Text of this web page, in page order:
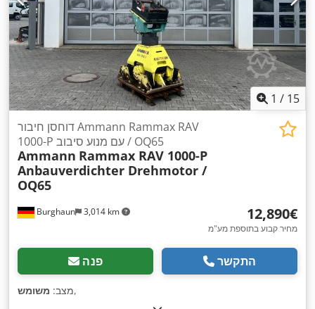
1 / 15
Burghaun 3,014 km
דוחסן חיבור Ammann Rammax RAV
1000-P עם מנוע סיבוב / OQ65
Ammann Rammax RAV 1000-P
Anbauverdichter Drehmotor /
OQ65
‏12,890 ‏€
מחיר קבוע בתוספת מע"מ
פנה התקשר
מצב: משומש ,